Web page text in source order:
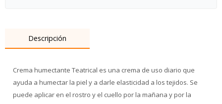
Descripción
Crema humectante Teatrical es una crema de uso diario que
ayuda a humectar la piel y a darle elasticidad a los tejidos. Se
puede aplicar en el rostro y el cuello por la mañana y por la